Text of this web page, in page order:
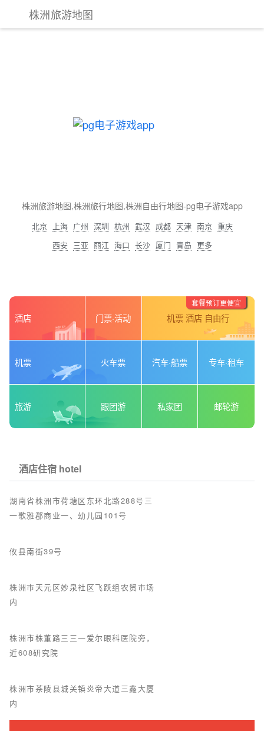
株洲旅游地图
株洲旅游地图,株洲旅行地图,株洲自由行地图-pg电子游戏app
北京 上海 广州 深圳 杭州 武汉 成都 天津 南京 重庆
西安 三亚 丽江 海口 长沙 厦门 青岛 更多
酒店 门票·活动 机票 酒店 自由行
套餐预订更便宜
机票 火车票 汽车·船票 专车·租车
旅游 跟团游 私家团 邮轮游
酒店住宿 hotel
湖南省株洲市荷塘区东环北路288号三
一歌雅郡商业一、幼儿园101号
攸县南街39号
株洲市天元区妙泉社区飞跃组农贸市场
内
株洲市株董路三三一爱尔眼科医院旁，
近608研究院
株洲市茶陵县城关镇炎帝大道三鑫大厦
内